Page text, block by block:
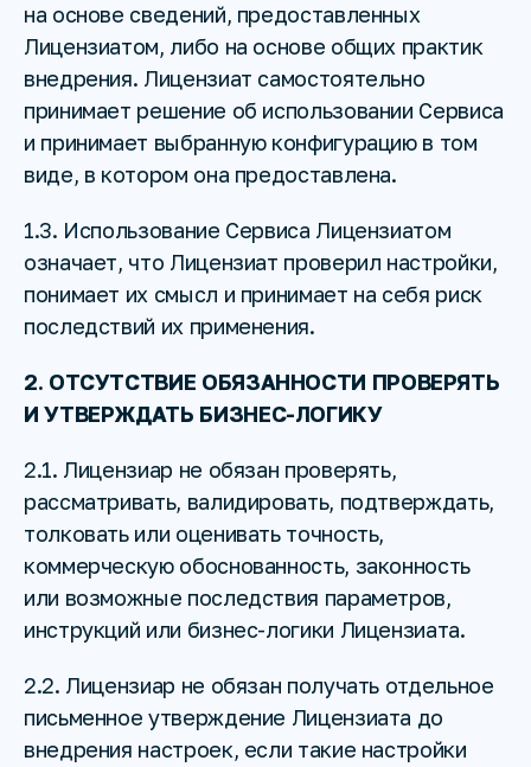
на основе сведений, предоставленных
Лицензиатом, либо на основе общих практик
внедрения. Лицензиат самостоятельно
принимает решение об использовании Сервиса
и принимает выбранную конфигурацию в том
виде, в котором она предоставлена.
1.3. Использование Сервиса Лицензиатом
означает, что Лицензиат проверил настройки,
понимает их смысл и принимает на себя риск
последствий их применения.
2. ОТСУТСТВИЕ ОБЯЗАННОСТИ ПРОВЕРЯТЬ
И УТВЕРЖДАТЬ БИЗНЕС-ЛОГИКУ
2.1. Лицензиар не обязан проверять,
рассматривать, валидировать, подтверждать,
толковать или оценивать точность,
коммерческую обоснованность, законность
или возможные последствия параметров,
инструкций или бизнес-логики Лицензиата.
2.2. Лицензиар не обязан получать отдельное
письменное утверждение Лицензиата до
внедрения настроек, если такие настройки